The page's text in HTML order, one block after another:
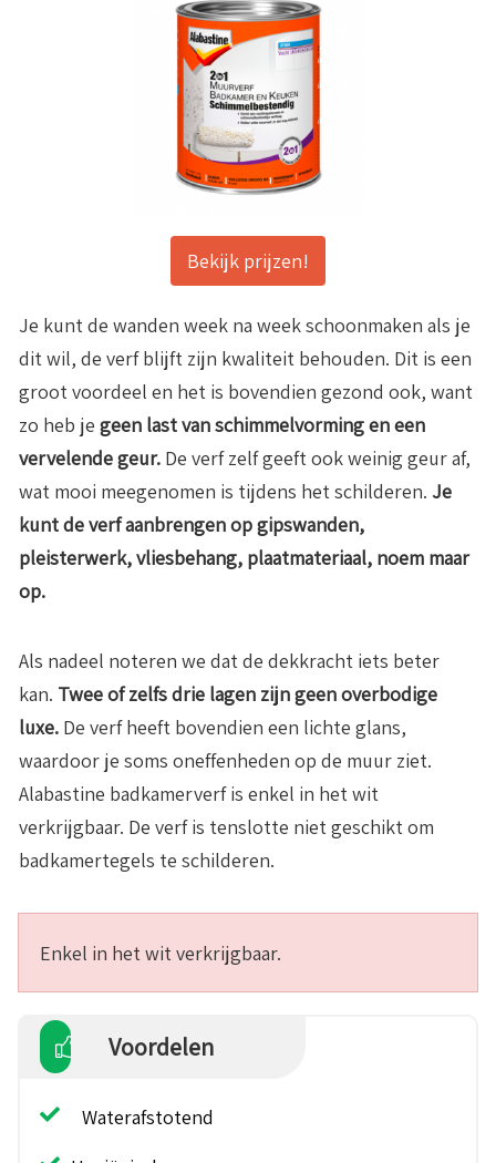
Bekijk prijzen!
Je kunt de wanden week na week schoonmaken als je
dit wil, de verf blijft zijn kwaliteit behouden. Dit is een
groot voordeel en het is bovendien gezond ook, want
zo heb je geen last van schimmelvorming en een
vervelende geur. De verf zelf geeft ook weinig geur af,
wat mooi meegenomen is tijdens het schilderen. Je
kunt de verf aanbrengen op gipswanden,
pleisterwerk, vliesbehang, plaatmateriaal, noem maar
op.
Als nadeel noteren we dat de dekkracht iets beter
kan. Twee of zelfs drie lagen zijn geen overbodige
luxe. De verf heeft bovendien een lichte glans,
waardoor je soms oneffenheden op de muur ziet.
Alabastine badkamerverf is enkel in het wit
verkrijgbaar. De verf is tenslotte niet geschikt om
badkamertegels te schilderen.
Enkel in het wit verkrijgbaar.
Voordelen
Waterafstotend